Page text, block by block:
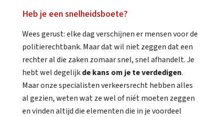
Heb je een snelheidsboete?
Wees gerust: elke dag verschijnen er mensen voor de
politierechtbank. Maar dat wil niet zeggen dat een
rechter al die zaken zomaar snel, snel afhandelt. Je
hebt wel degelijkde kans om je te verdedigen.
Maar onze specialisten verkeersrecht hebben alles
al gezien, weten wat ze wel of niét moeten zeggen
en vinden altijd die elementen die in je voordeel